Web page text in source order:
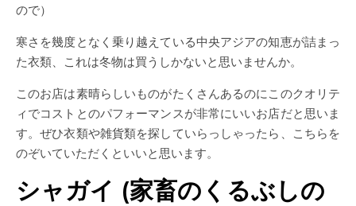
ので）
寒さを幾度となく乗り越えている中央アジアの知恵が詰まっ
た衣類、これは冬物は買うしかないと思いませんか。
このお店は素晴らしいものがたくさんあるのにこのクオリテ
ィでコストとのパフォーマンスが非常にいいお店だと思いま
す。ぜひ衣類や雑貨類を探していらっしゃったら、こちらを
のぞいていただくといいと思います。
シャガイ (家畜のくるぶしの